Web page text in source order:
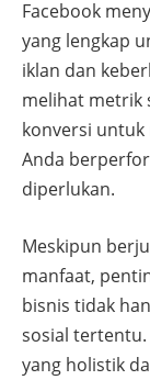
Facebook
yang lengkap
iklan dan
melihat metrik
konversi untuk
Anda
diperlukan.
Meskipun
manfaat,
bisnis tidak
sosial
yang holistik